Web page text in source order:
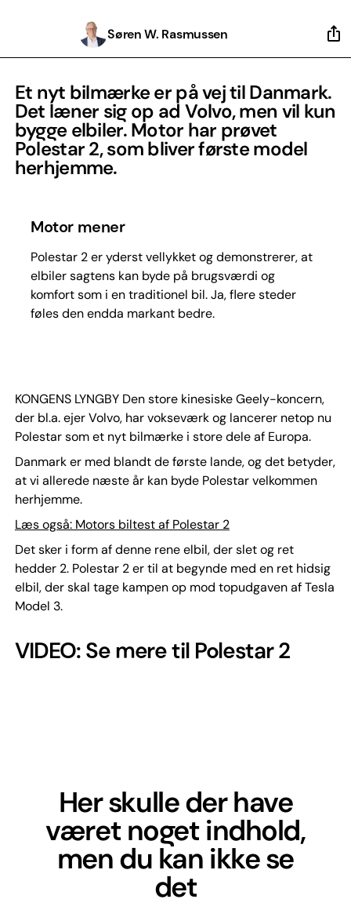
Søren W. Rasmussen
Et nyt bilmærke er på vej til Danmark.
Det læner sig op ad Volvo, men vil kun
bygge elbiler. Motor har prøvet
Polestar 2, som bliver første model
herhjemme.
Motor mener
Polestar 2 er yderst vellykket og demonstrerer, at
elbiler sagtens kan byde på brugsværdi og
komfort som i en traditionel bil. Ja, flere steder
føles den endda markant bedre.
KONGENS LYNGBY Den store kinesiske Geely-koncern,
der bl.a. ejer Volvo, har vokseværk og lancerer netop nu
Polestar som et nyt bilmærke i store dele af Europa.
Danmark er med blandt de første lande, og det betyder,
at vi allerede næste år kan byde Polestar velkommen
herhjemme.
Læs også: Motors biltest af Polestar 2
Det sker i form af denne rene elbil, der slet og ret
hedder 2. Polestar 2 er til at begynde med en ret hidsig
elbil, der skal tage kampen op mod topudgaven af Tesla
Model 3.
VIDEO: Se mere til Polestar 2
Her skulle der have
været noget indhold,
men du kan ikke se
det